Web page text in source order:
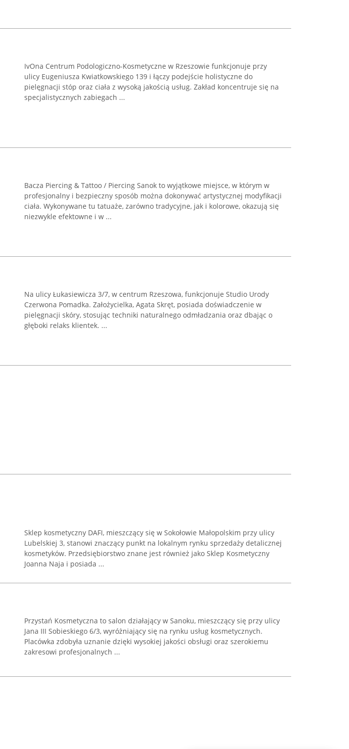
IvOna Centrum Podologiczno-Kosmetyczne w Rzeszowie funkcjonuje przy
ulicy Eugeniusza Kwiatkowskiego 139 i łączy podejście holistyczne do
pielęgnacji stóp oraz ciała z wysoką jakością usług. Zakład koncentruje się na
specjalistycznych zabiegach ...
Bacza Piercing & Tattoo / Piercing Sanok to wyjątkowe miejsce, w którym w
profesjonalny i bezpieczny sposób można dokonywać artystycznej modyfikacji
ciała. Wykonywane tu tatuaże, zarówno tradycyjne, jak i kolorowe, okazują się
niezwykle efektowne i w ...
Na ulicy Łukasiewicza 3/7, w centrum Rzeszowa, funkcjonuje Studio Urody
Czerwona Pomadka. Założycielka, Agata Skręt, posiada doświadczenie w
pielęgnacji skóry, stosując techniki naturalnego odmładzania oraz dbając o
głęboki relaks klientek. ...
Sklep kosmetyczny DAFI, mieszczący się w Sokołowie Małopolskim przy ulicy
Lubelskiej 3, stanowi znaczący punkt na lokalnym rynku sprzedaży detalicznej
kosmetyków. Przedsiębiorstwo znane jest również jako Sklep Kosmetyczny
Joanna Naja i posiada ...
Przystań Kosmetyczna to salon działający w Sanoku, mieszczący się przy ulicy
Jana III Sobieskiego 6/3, wyróżniający się na rynku usług kosmetycznych.
Placówka zdobyła uznanie dzięki wysokiej jakości obsługi oraz szerokiemu
zakresowi profesjonalnych ...